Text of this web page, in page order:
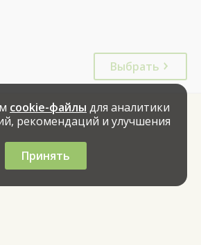
Выбрать
cookie-файлы для аналитики
рекомендаций и улучшения
Принять